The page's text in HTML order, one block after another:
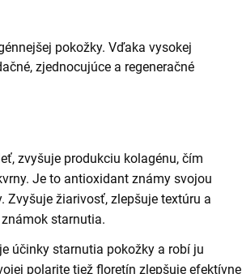
pokožky. Vďaka vysokej
zjednocujúce a regeneračné
zvyšuje produkciu kolagénu, čím
Je to antioxidant známy svojou
žiarivosť, zlepšuje textúru a
starnutia.
účinky starnutia pokožky a robí ju
polarite tiež floretín zlepšuje efektívne